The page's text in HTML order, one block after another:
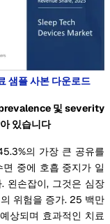
샘플 사본 다운로드
및 severity
있습니다
의 가장 큰 공유를
중에 호흡 중지가 일
왼손잡이, 그것은 심장
위험을 증가. 25 백만
상되며 효과적인 치료